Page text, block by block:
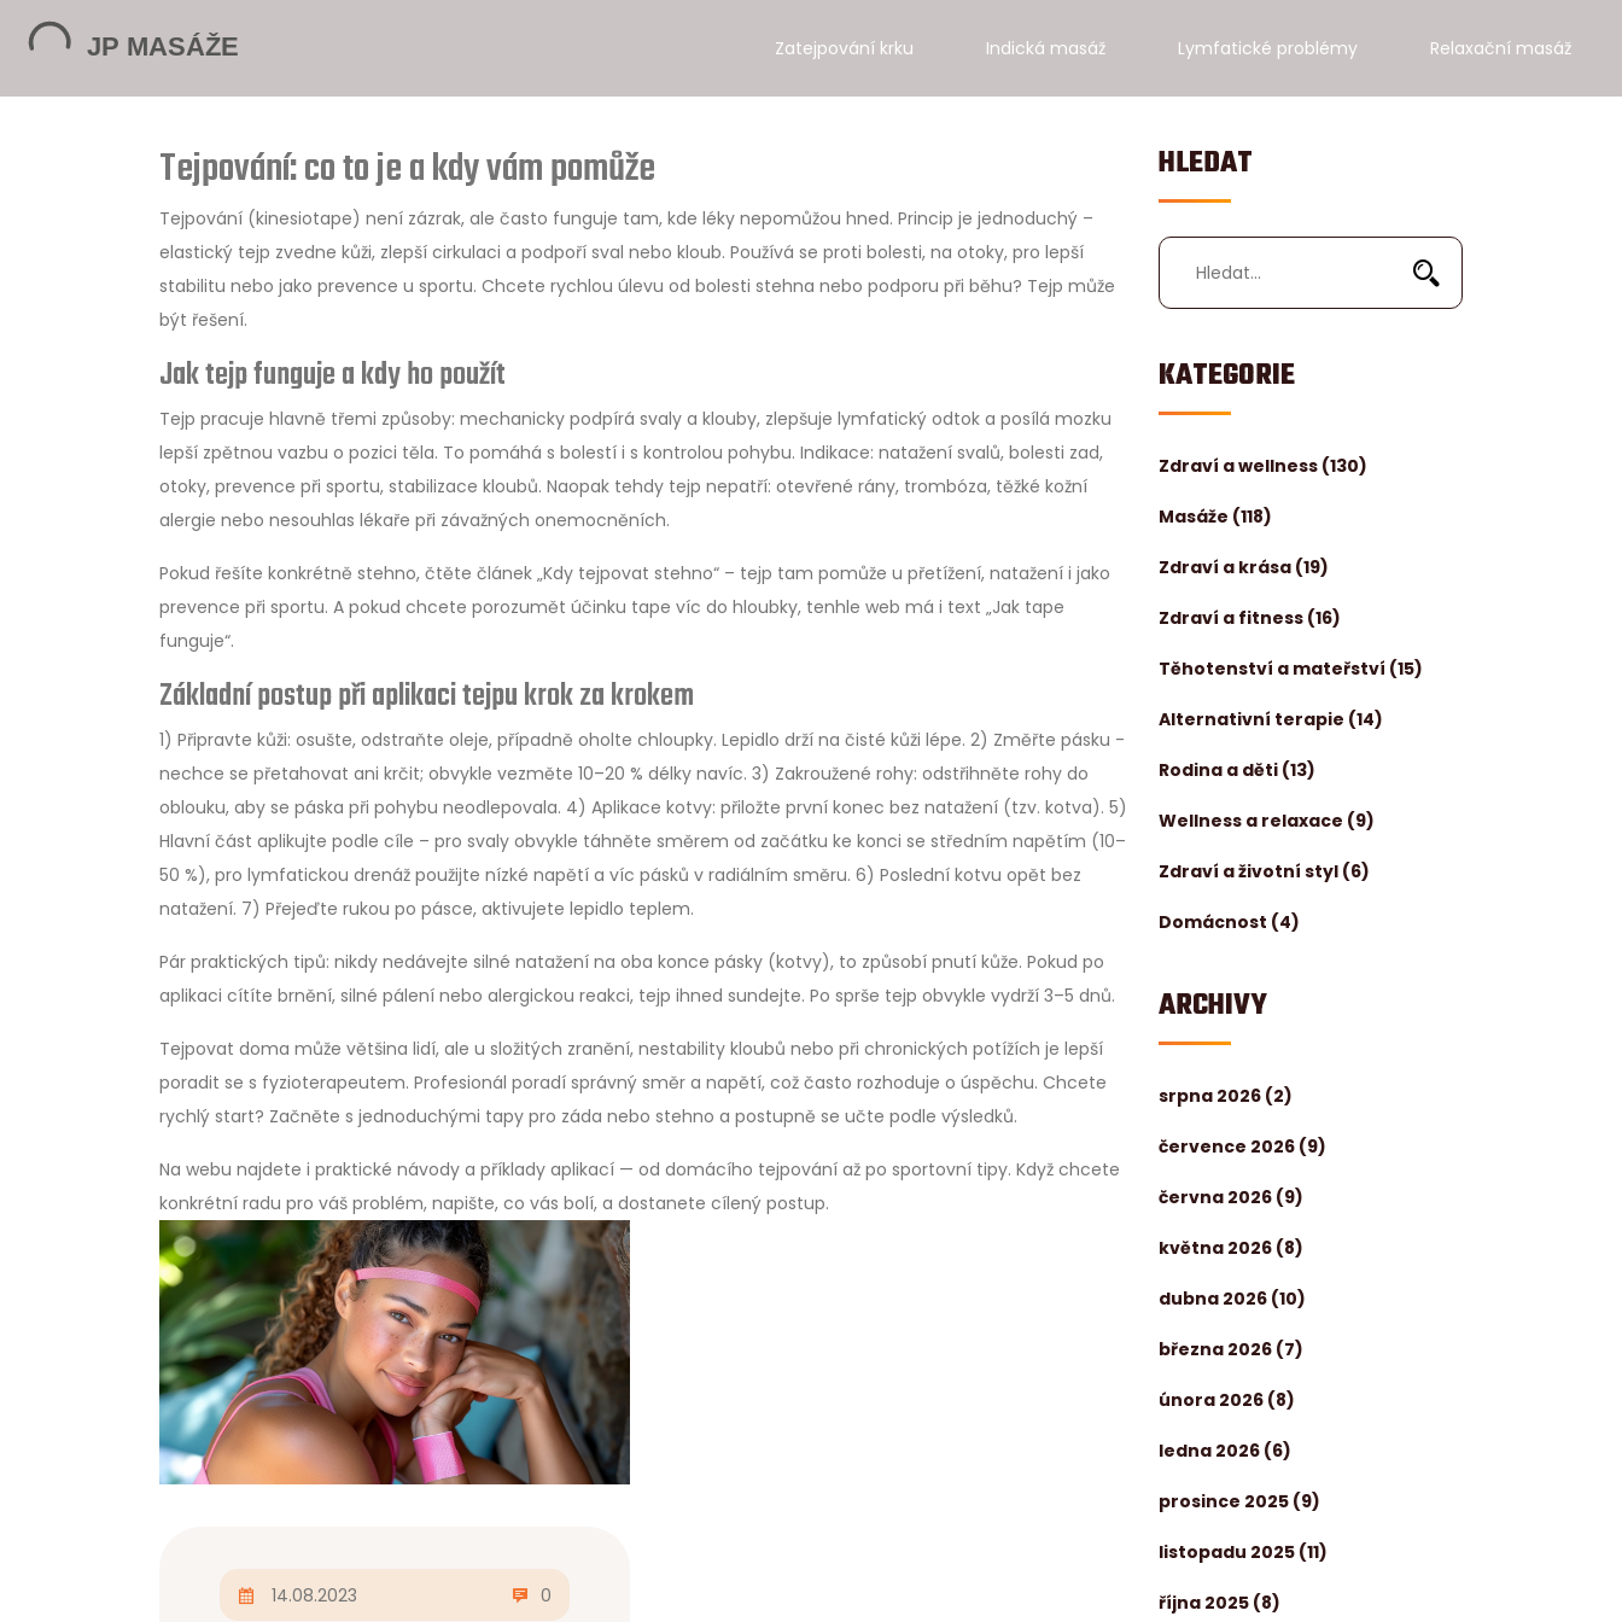
Zatejpování krku Indická masáž Lymfatické problémy Relaxační masáž
HLEDAT
KATEGORIE
Zdraví a wellness (130)
Masáže (118)
Zdraví a krása (19)
Zdraví a fitness (16)
Těhotenství a mateřství (15)
Alternativní terapie (14)
Rodina a děti (13)
Wellness a relaxace (9)
Zdraví a životní styl (6)
Domácnost (4)
ARCHIVY
srpna 2026 (2)
července 2026 (9)
června 2026 (9)
května 2026 (8)
dubna 2026 (10)
března 2026 (7)
února 2026 (8)
ledna 2026 (6)
prosince 2025 (9)
listopadu 2025 (11)
října 2025 (8)
Tejpování: co to je a kdy vám pomůže
Tejpování (kinesiotape) není zázrak, ale často funguje tam, kde léky nepomůžou hned. Princip je jednoduchý –
elastický tejp zvedne kůži, zlepší cirkulaci a podpoří sval nebo kloub. Používá se proti bolesti, na otoky, pro lepší
stabilitu nebo jako prevence u sportu. Chcete rychlou úlevu od bolesti stehna nebo podporu při běhu? Tejp může
být řešení.
Jak tejp funguje a kdy ho použít
Tejp pracuje hlavně třemi způsoby: mechanicky podpírá svaly a klouby, zlepšuje lymfatický odtok a posílá mozku
lepší zpětnou vazbu o pozici těla. To pomáhá s bolestí i s kontrolou pohybu. Indikace: natažení svalů, bolesti zad,
otoky, prevence při sportu, stabilizace kloubů. Naopak tehdy tejp nepatří: otevřené rány, trombóza, těžké kožní
alergie nebo nesouhlas lékaře při závažných onemocněních.
Pokud řešíte konkrétně stehno, čtěte článek „Kdy tejpovat stehno“ – tejp tam pomůže u přetížení, natažení i jako
prevence při sportu. A pokud chcete porozumět účinku tape víc do hloubky, tenhle web má i text „Jak tape
funguje“.
Základní postup při aplikaci tejpu krok za krokem
1) Připravte kůži: osušte, odstraňte oleje, případně oholte chloupky. Lepidlo drží na čisté kůži lépe. 2) Změřte pásku -
nechce se přetahovat ani krčit; obvykle vezměte 10–20 % délky navíc. 3) Zakroužené rohy: odstřihněte rohy do
oblouku, aby se páska při pohybu neodlepovala. 4) Aplikace kotvy: přiložte první konec bez natažení (tzv. kotva). 5)
Hlavní část aplikujte podle cíle – pro svaly obvykle táhněte směrem od začátku ke konci se středním napětím (10–
50 %), pro lymfatickou drenáž použijte nízké napětí a víc pásků v radiálním směru. 6) Poslední kotvu opět bez
natažení. 7) Přejeďte rukou po pásce, aktivujete lepidlo teplem.
Pár praktických tipů: nikdy nedávejte silné natažení na oba konce pásky (kotvy), to způsobí pnutí kůže. Pokud po
aplikaci cítíte brnění, silné pálení nebo alergickou reakci, tejp ihned sundejte. Po sprše tejp obvykle vydrží 3–5 dnů.
Tejpovat doma může většina lidí, ale u složitých zranění, nestability kloubů nebo při chronických potížích je lepší
poradit se s fyzioterapeutem. Profesionál poradí správný směr a napětí, což často rozhoduje o úspěchu. Chcete
rychlý start? Začněte s jednoduchými tapy pro záda nebo stehno a postupně se učte podle výsledků.
Na webu najdete i praktické návody a příklady aplikací — od domácího tejpování až po sportovní tipy. Když chcete
konkrétní radu pro váš problém, napište, co vás bolí, a dostanete cílený postup.
14.08.2023 0